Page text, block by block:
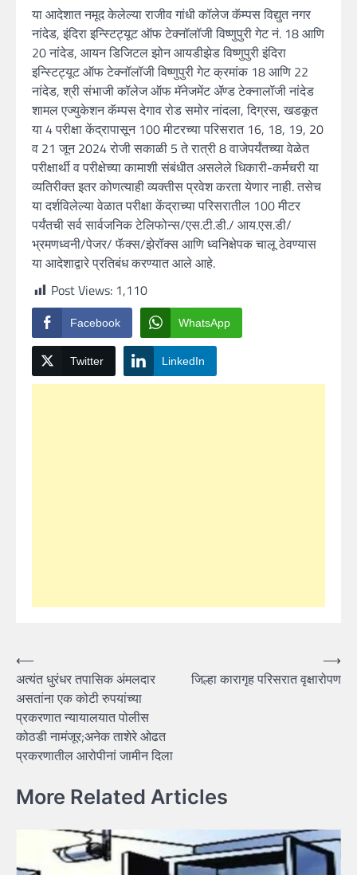
या आदेशात नमूद केलेल्या राजीव गांधी कॉलेज कॅम्पस विद्युत नगर
नांदेड, इंदिरा इन्स्टिट्यूट ऑफ टेक्नॉलॉजी विष्णुपुरी गेट नं. 18 आणि
20 नांदेड, आयन डिजिटल झोन आयडीझेड विष्णुपुरी इंदिरा
इन्स्टिट्यूट ऑफ टेक्नॉलॉजी विष्णुपुरी गेट क्रमांक 18 आणि 22
नांदेड, श्री संभाजी कॉलेज ऑफ मॅनेजमेंट ॲण्ड टेक्नालॉजी नांदेड
शामल एज्युकेशन कॅम्पस देगाव रोड समोर नांदला, दिग्रस, खडकूत
या 4 परीक्षा केंद्रापासून 100 मीटरच्या परिसरात 16, 18, 19, 20
व 21 जून 2024 रोजी सकाळी 5 ते रात्री 8 वाजेपर्यंतच्‍या वेळेत
परीक्षार्थी व परीक्षेच्या कामाशी संबंधीत असलेले धिकारी-कर्मचरी या
व्यतिरीक्त इतर कोणत्याही व्यक्तीस प्रवेश करता येणार नाही. तसेच
या दर्शविलेल्या वेळात परीक्षा केंद्राच्या परिसरातील 100 मीटर
पर्यंतची सर्व सार्वजनिक टेलिफोन्स/एस.टी.डी./ आय.एस.डी/
भ्रमणध्वनी/पेजर/ फॅक्स/झेरॉक्स आणि ध्वनिक्षेपक चालू ठेवण्यास
या आदेशाद्वारे प्रतिबंध करण्यात आले आहे.
Post Views: 1,110
Facebook WhatsApp
Twitter LinkedIn
Post
navigation
⟵
अत्यंत धुरंधर तपासिक अंमलदार
असतांना एक कोटी रुपयांच्या
प्रकरणात न्यायालयात पोलीस
कोठडी नामंजूर;अनेक ताशेरे ओढत
प्रकरणातील आरोपीनां जामीन दिला
जिल्हा कारागृह परिसरात वृक्षारोपण
⟶
More Related Articles